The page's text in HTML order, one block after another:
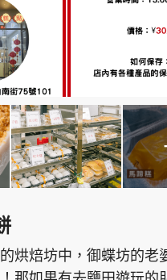
烘焙坊中，御蝶坊的老